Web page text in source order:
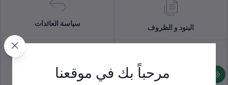
البنود و الظروف
سياسة العائدات
سياسة الدعم سياسة خاصة
مرحباً بك في موقعنا